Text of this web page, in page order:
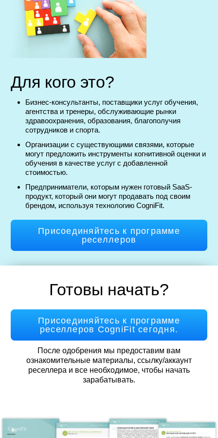
Для кого это?
Бизнес-консультанты, поставщики услуг обучения,
агентства и тренеры, обслуживающие рынки
здравоохранения, образования, благополучия
сотрудников и спорта.
Организации с существующими связями, которые
могут предложить инструменты когнитивной оценки и
обучения в качестве услуг с добавленной
стоимостью.
Предприниматели, которым нужен готовый SaaS-
продукт, который они могут продавать под своим
брендом, используя технологию CogniFit.
Присоединяйтесь к программе
реселлеров
Готовы начать?
Присоединяйтесь к программе
реселлеров CogniFit сегодня.
После одобрения мы предоставим вам
ознакомительные материалы, ссылку/аккаунт
реселлера и все необходимое, чтобы начать
зарабатывать.